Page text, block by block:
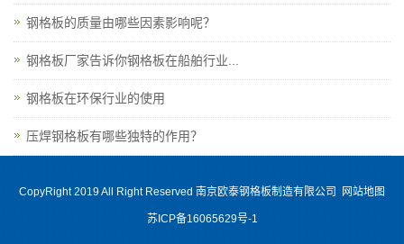
钢格板的质量由哪些因素影响呢？
钢格板厂家告诉你钢格板在船舶行业...
钢格板在环保行业的使用
压焊钢格板有哪些独特的作用？
CopyRight 2019 All Right Reserved 南京欧泰钢格板制造有限公司 网站地图
苏ICP备16065629号-1